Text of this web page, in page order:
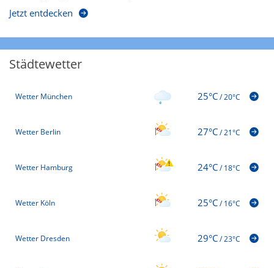
Jetzt entdecken
Städtewetter
Wetter München 25°C/20°C
Wetter Berlin 27°C/21°C
Wetter Hamburg 24°C/18°C
Wetter Köln 25°C/16°C
Wetter Dresden 29°C/23°C